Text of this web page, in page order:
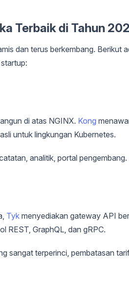
Terbaik di Tahun
dan terus berkembang. Berikut
di atas NGINX. Kong
untuk lingkungan Kubernetes.
analitik, portal pengembang.
Tyk menyediakan gateway API
REST, GraphQL, dan gRPC.
sangat terperinci, pembatasan